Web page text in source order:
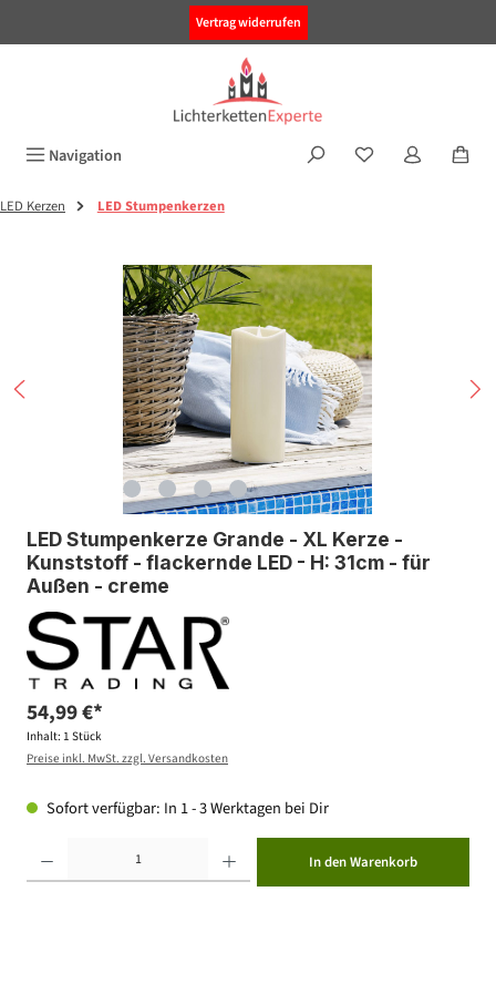
Vertrag widerrufen
Navigation
LED Kerzen LED Stumpenkerzen
Bildergalerie überspringen
LED Stumpenkerze Grande - XL Kerze -
Kunststoff - flackernde LED - H: 31cm - für
Außen - creme
54,99 €*
Inhalt: 1 Stück
Preise inkl. MwSt. zzgl. Versandkosten
Sofort verfügbar: In 1 - 3 Werktagen bei Dir
In den Warenkorb